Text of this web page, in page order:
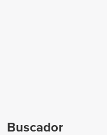
Buscador